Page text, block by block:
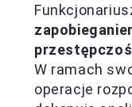
W ramach
operacje